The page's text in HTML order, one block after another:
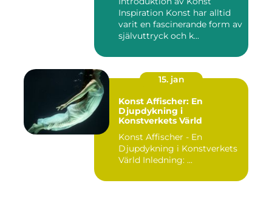
Inspiration Konst har alltid
varit en fascinerande form av
självuttryck och k...
15. jan
Konst Affischer: En
Djupdykning i
Konstverkets Värld
Konst Affischer - En
Djupdykning i Konstverkets
Värld Inledning: ...